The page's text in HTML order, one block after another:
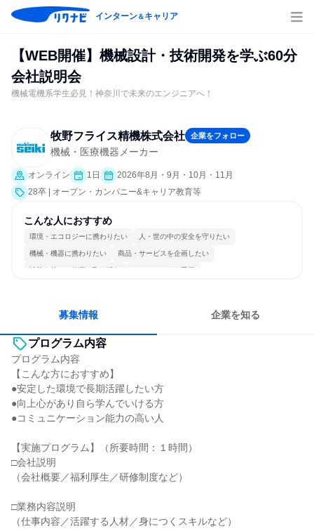
インターン＆キャリア
【WEB開催】機械設計・技術開発を学ぶ60分
会社説明会
機械電機系学生必見！神奈川で未来のエンジニアへ！
牧野フライス精機株式会社 企業をフォロー
機械・医療機器メーカー
オンライン 1日
2026年8月・9月・10月・11月
28卒 | オープン・カンパニー&キャリア教育等
こんな人におすすめ
環境・エコロジーに携わりたい 人・世の中の安全を守りたい
機械・機器に携わりたい 商品・サービスを企画したい
情熱を持って仕事に取り組む チームワークを重視
募集情報 企業を知る
プログラム内容
プログラム内容
【こんな方におすすめ】
●安定した環境で長期活躍したい方
●向上心があり自ら学んでいける方
●コミュニケーション能力の高い人
【実施プログラム】（所要時間：１時間）
□会社説明
（会社概要／福利厚生／研修制度など）
□業務内容説明
（仕事内容／活躍する人材／身につくスキルなど）